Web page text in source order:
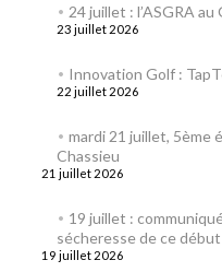
24 juillet : l’ASGRA
23 juillet 2026
Innovation Golf :
22 juillet 2026
mardi 21 juillet, 5ème
Chassieu
21 juillet 2026
19 juillet :
sécheresse de ce début
19 juillet 2026